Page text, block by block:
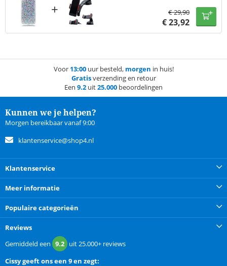
+ €29,90
€23,92
Voor 13:00uur besteld, morgen in huis!
Gratisverzending en retour
Een 9.2 uit25.000 beoordelingen
Kunnen we je helpen?
Morgen bereikbaar vanaf 9:00
klantenservice@shop4.nl
Klantenservice
Meer informatie
Populaire categorieën
Reviews
Gemiddeld een 9.2 uit25.000+ reviews
Cissygeeft ons een 9 en zegt: